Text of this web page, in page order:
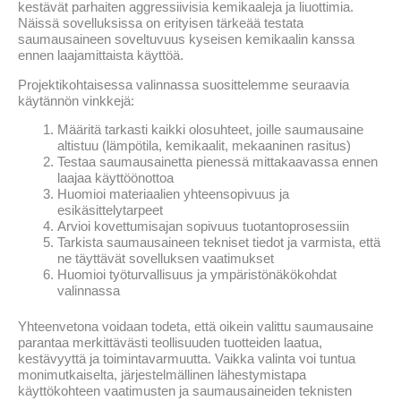
kestävät parhaiten aggressiivisia kemikaaleja ja liuottimia.
Näissä sovelluksissa on erityisen tärkeää testata
saumausaineen soveltuvuus kyseisen kemikaalin kanssa
ennen laajamittaista käyttöä.
Projektikohtaisessa valinnassa suosittelemme seuraavia
käytännön vinkkejä:
Määritä tarkasti kaikki olosuhteet, joille saumausaine
altistuu (lämpötila, kemikaalit, mekaaninen rasitus)
Testaa saumausainetta pienessä mittakaavassa ennen
laajaa käyttöönottoa
Huomioi materiaalien yhteensopivuus ja
esikäsittelytarpeet
Arvioi kovettumisajan sopivuus tuotantoprosessiin
Tarkista saumausaineen tekniset tiedot ja varmista, että
ne täyttävät sovelluksen vaatimukset
Huomioi työturvallisuus ja ympäristönäkökohdat
valinnassa
Yhteenvetona voidaan todeta, että oikein valittu saumausaine
parantaa merkittävästi teollisuuden tuotteiden laatua,
kestävyyttä ja toimintavarmuutta. Vaikka valinta voi tuntua
monimutkaiselta, järjestelmällinen lähestymistapa
käyttökohteen vaatimusten ja saumausaineiden teknisten